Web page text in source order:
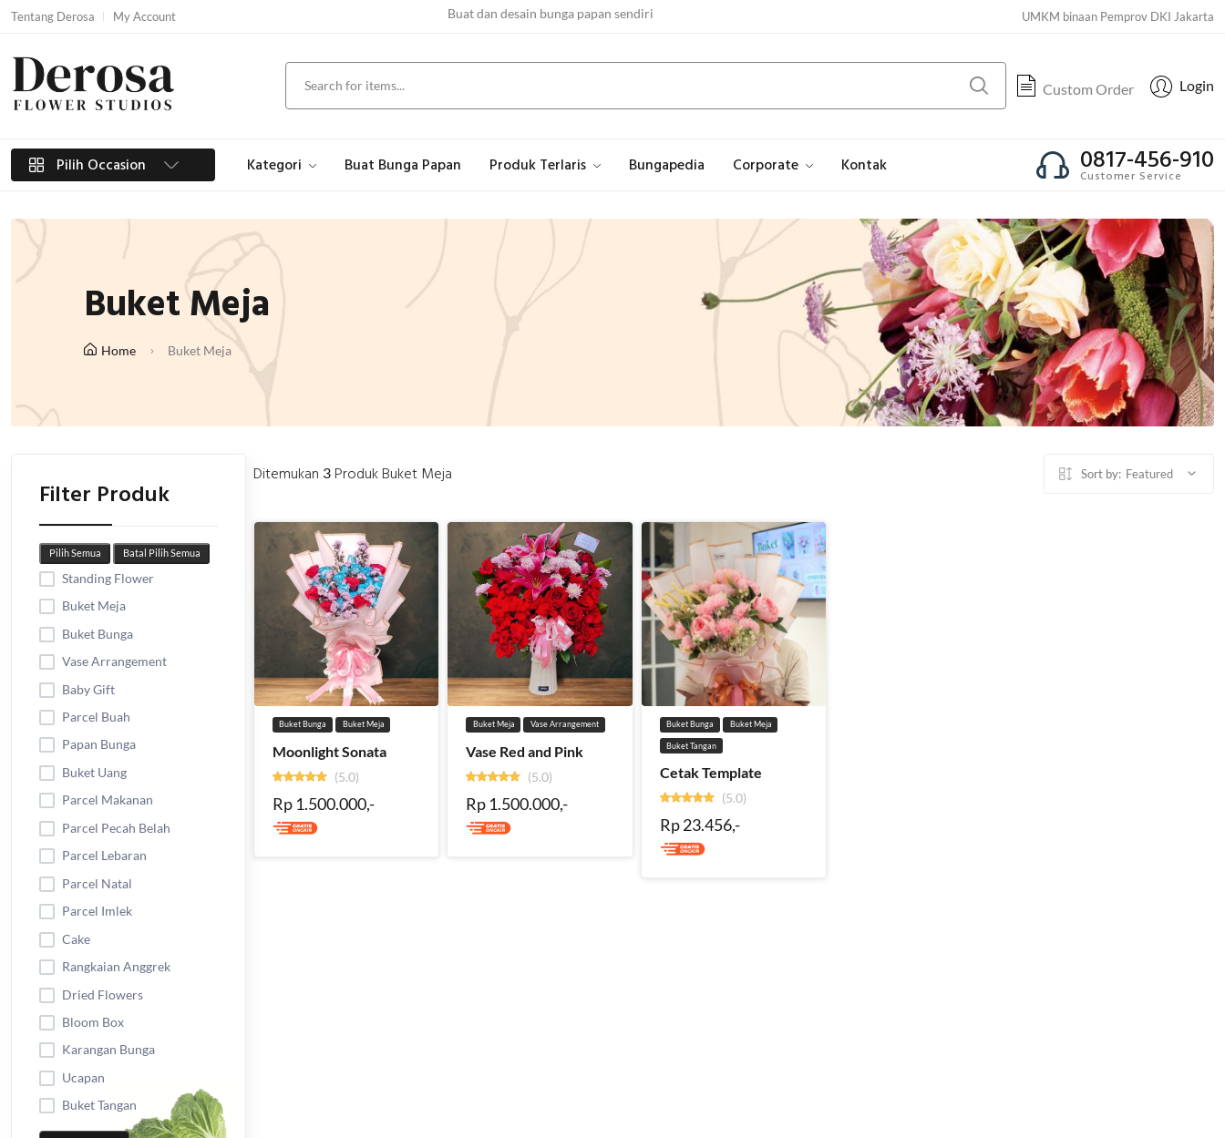
Tentang Derosa My Account
Buat dan desain bunga papan sendiri
UMKM binaan Pemprov DKI Jakarta
Custom Order Login
Pilih Occasion Kategori Buat Bunga Papan Produk Terlaris Bungapedia Corporate Kontak 0817-456-910
Customer Service
Buket Meja
Home Buket Meja
Ditemukan 3Produk Buket Meja Sort by: Featured
Buket Bunga Buket Meja
Moonlight Sonata
(5.0)
Rp 1.500.000,-
Buket Meja Vase Arrangement
Vase Red and Pink
(5.0)
Rp 1.500.000,-
Buket Bunga Buket Meja
Buket Tangan
Cetak Template
(5.0)
Rp 23.456,-
Filter Produk
Pilih Semua Batal Pilih Semua
Standing Flower
Buket Meja
Buket Bunga
Vase Arrangement
Baby Gift
Parcel Buah
Papan Bunga
Buket Uang
Parcel Makanan
Parcel Pecah Belah
Parcel Lebaran
Parcel Natal
Parcel Imlek
Cake
Rangkaian Anggrek
Dried Flowers
Bloom Box
Karangan Bunga
Ucapan
Buket Tangan